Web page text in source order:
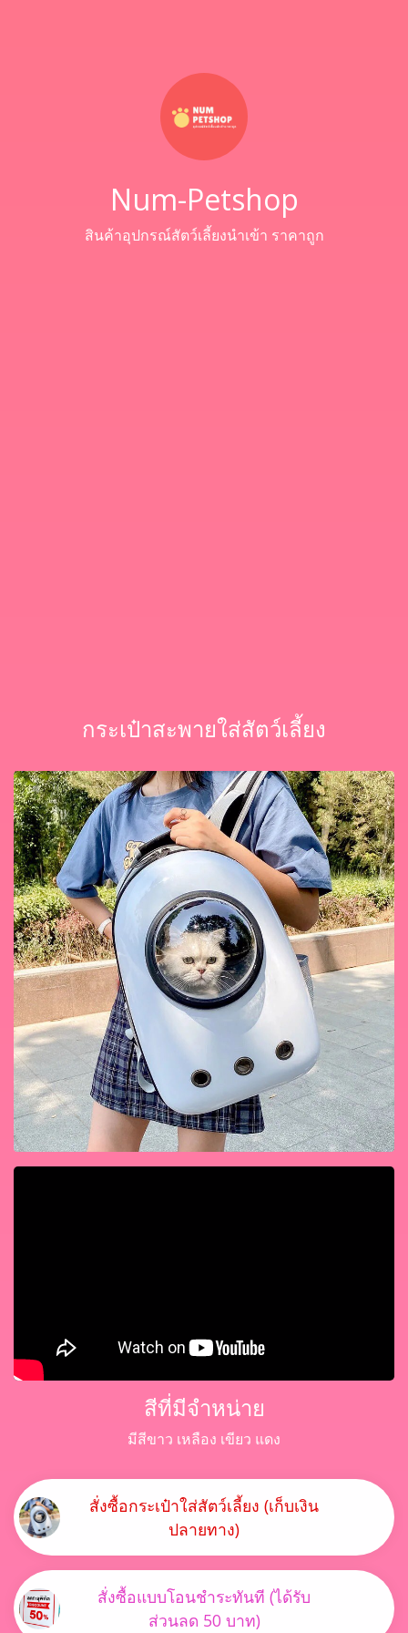
Num-Petshop
สินค้าอุปกรณ์สัตว์เลี้ยงนำเข้า ราคาถูก
กระเป๋าสะพายใส่สัตว์เลี้ยง
สีที่มีจำหน่าย
มีสีขาว เหลือง เขียว แดง
สั่งซื้อกระเป๋าใส่สัตว์เลี้ยง (เก็บเงิน
ปลายทาง)
สั่งซื้อแบบโอนชำระทันที (ได้รับ
ส่วนลด 50 บาท)